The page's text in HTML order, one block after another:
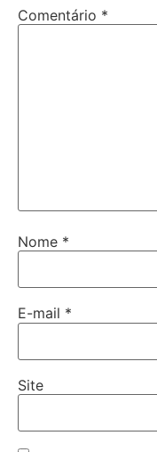
Comentário *
Nome *
E-mail *
Site